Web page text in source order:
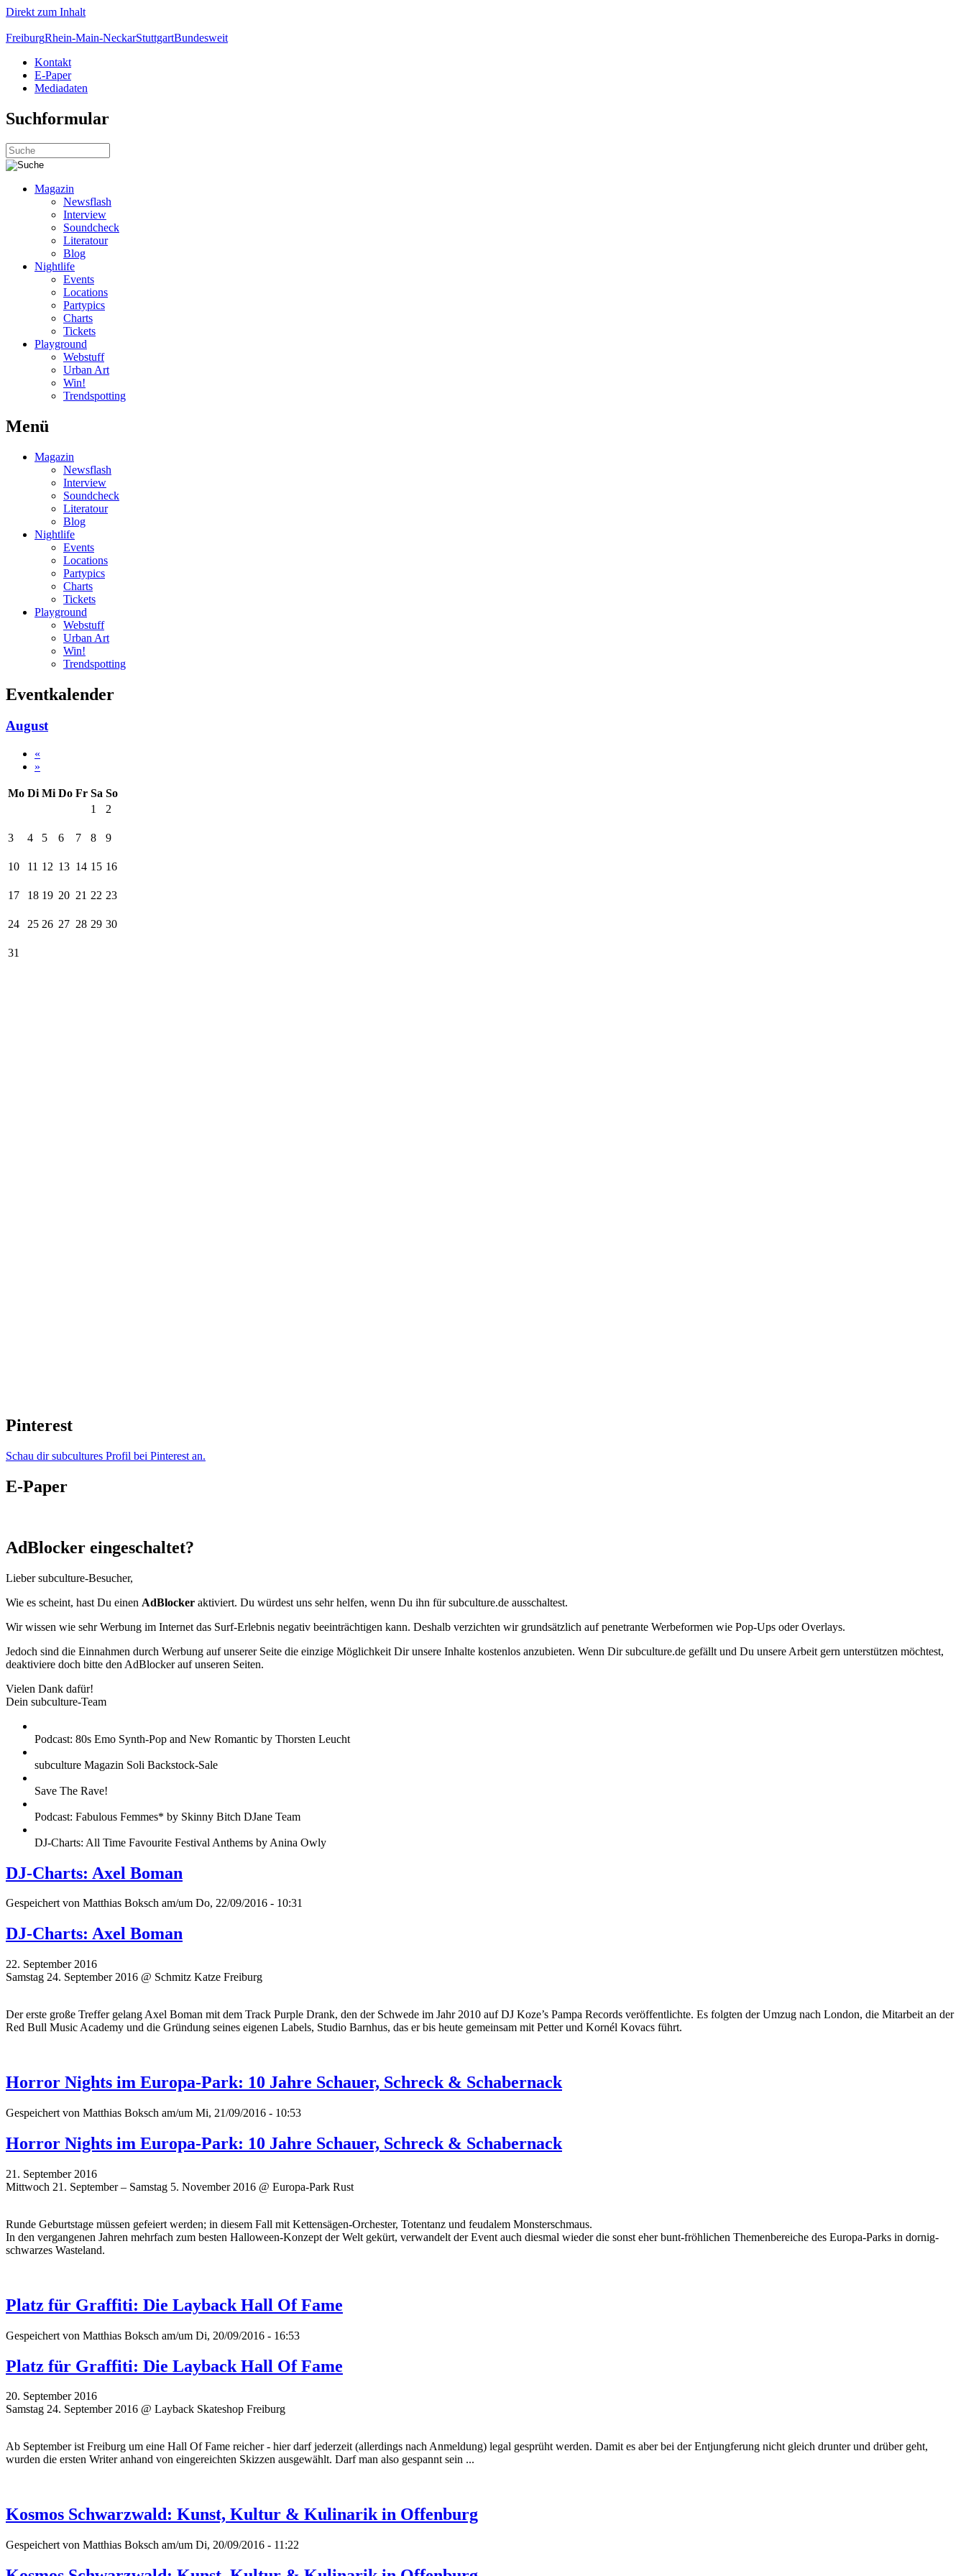
Direkt zum Inhalt
FreiburgRhein-Main-NeckarStuttgartBundesweit
Kontakt
E-Paper
Mediadaten
Suchformular
Magazin
Newsflash
Interview
Soundcheck
Literatour
Blog
Nightlife
Events
Locations
Partypics
Charts
Tickets
Playground
Webstuff
Urban Art
Win!
Trendspotting
Menü
Magazin
Newsflash
Interview
Soundcheck
Literatour
Blog
Nightlife
Events
Locations
Partypics
Charts
Tickets
Playground
Webstuff
Urban Art
Win!
Trendspotting
Eventkalender
August
«
»
Mo Di Mi Do Fr Sa So
1
2
3 4 5 6 7 8 9
10 11 12 13 14 15 16
17 18 19 20 21 22 23
24 25 26 27 28 29 30
31
Pinterest
Schau dir subcultures Profil bei Pinterest an.
E-Paper
AdBlocker eingeschaltet?
Lieber subculture-Besucher,
Wie es scheint, hast Du einen AdBlocker aktiviert. Du würdest uns sehr helfen, wenn Du ihn für subculture.de ausschaltest.
Wir wissen wie sehr Werbung im Internet das Surf-Erlebnis negativ beeinträchtigen kann. Deshalb verzichten wir grundsätzlich auf penetrante Werbeformen wie Pop-Ups oder Overlays.
Jedoch sind die Einnahmen durch Werbung auf unserer Seite die einzige Möglichkeit Dir unsere Inhalte kostenlos anzubieten. Wenn Dir subculture.de gefällt und Du unsere Arbeit gern unterstützen möchtest,
deaktiviere doch bitte den AdBlocker auf unseren Seiten.
Vielen Dank dafür!
Dein subculture-Team
Podcast: 80s Emo Synth-Pop and New Romantic by Thorsten Leucht
subculture Magazin Soli Backstock-Sale
Save The Rave!
Podcast: Fabulous Femmes* by Skinny Bitch DJane Team
DJ-Charts: All Time Favourite Festival Anthems by Anina Owly
DJ-Charts: Axel Boman
Gespeichert von Matthias Boksch am/um Do, 22/09/2016 - 10:31
DJ-Charts: Axel Boman
22. September 2016
Samstag 24. September 2016 @ Schmitz Katze Freiburg
Der erste große Treffer gelang Axel Boman mit dem Track Purple Drank, den der Schwede im Jahr 2010 auf DJ Koze’s Pampa Records veröffentlichte. Es folgten der Umzug nach London, die Mitarbeit an der
Red Bull Music Academy und die Gründung seines eigenen Labels, Studio Barnhus, das er bis heute gemeinsam mit Petter und Kornél Kovacs führt.
Horror Nights im Europa-Park: 10 Jahre Schauer, Schreck & Schabernack
Gespeichert von Matthias Boksch am/um Mi, 21/09/2016 - 10:53
Horror Nights im Europa-Park: 10 Jahre Schauer, Schreck & Schabernack
21. September 2016
Mittwoch 21. September – Samstag 5. November 2016 @ Europa-Park Rust
Runde Geburtstage müssen gefeiert werden; in diesem Fall mit Kettensägen-Orchester, Totentanz und feudalem Monsterschmaus.
In den vergangenen Jahren mehrfach zum besten Halloween-Konzept der Welt gekürt, verwandelt der Event auch diesmal wieder die sonst eher bunt-fröhlichen Themenbereiche des Europa-Parks in dornig-
schwarzes Wasteland.
Platz für Graffiti: Die Layback Hall Of Fame
Gespeichert von Matthias Boksch am/um Di, 20/09/2016 - 16:53
Platz für Graffiti: Die Layback Hall Of Fame
20. September 2016
Samstag 24. September 2016 @ Layback Skateshop Freiburg
Ab September ist Freiburg um eine Hall Of Fame reicher - hier darf jederzeit (allerdings nach Anmeldung) legal gesprüht werden. Damit es aber bei der Entjungferung nicht gleich drunter und drüber geht,
wurden die ersten Writeranhand von eingereichten Skizzen ausgewählt. Darf man also gespannt sein ...
Kosmos Schwarzwald: Kunst, Kultur & Kulinarik in Offenburg
Gespeichert von Matthias Boksch am/um Di, 20/09/2016 - 11:22